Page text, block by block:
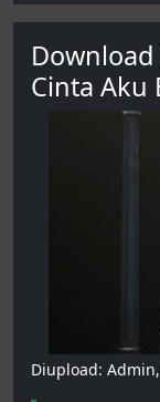
Download
Cinta Aku
Diupload: